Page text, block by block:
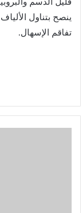
ينصح بتناول
تفاقم الإسهال.